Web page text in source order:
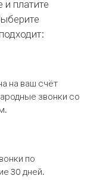
и платите
на ваш счёт
звонки со
по
30 дней.